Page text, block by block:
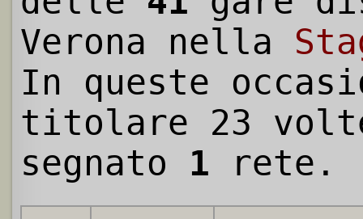
Verona nella
In queste
titolare 23
segnato 1 rete.